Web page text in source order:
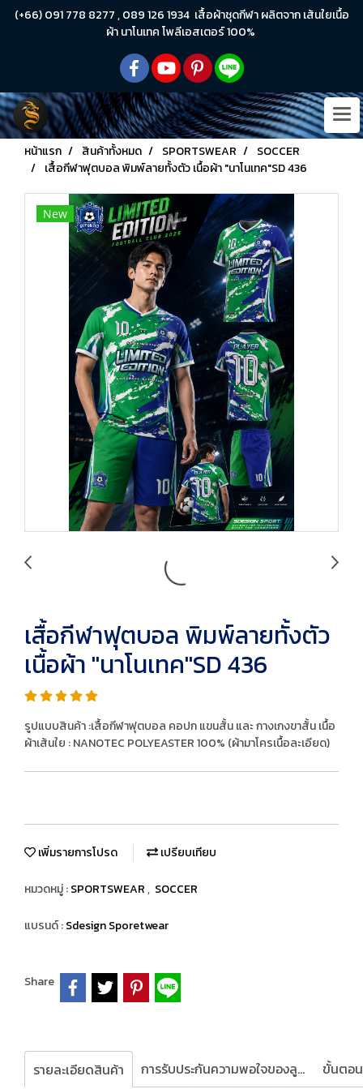
(+66) 091 778 8277 , 089 126 1934 เสื้อผ้าชุดกีฬา ผลิตจาก เส้นใยเนื้อ
ผ้า นาโนเทค โพลีเอสเตอร์ 100%
หน้าแรก สินค้าทั้งหมด SPORTSWEAR
SOCCER
เสื้อกีฬาฟุตบอล พิมพ์ลายทั้งตัว เนื้อผ้า "นาโนเทค"SD 436
New
เสื้อกีฬาฟุตบอล พิมพ์ลายทั้งตัว
เนื้อผ้า "นาโนเทค"SD 436
รูปแบบสินค้า :เสื้อกีฬาฟุตบอล คอปก แขนสั้น และ กางเกงขาสั้น เนื้อ
ผ้าเส้นใย : NANOTEC POLYEASTER 100% (ผ้ามาโครเนื้อละเอียด)
เพิ่มรายการโปรด เปรียบเทียบ
หมวดหมู่ :SPORTSWEAR, SOCCER
แบรนด์ :Sdesign Sporetwear
Share
รายละเอียดสินค้า การรับประกันความพอใจของลูกค้า